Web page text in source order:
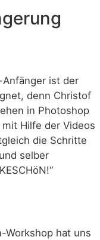
Anfänger ist der
denn Christof
in Photoshop
Hilfe der Videos
die Schritte
selber
Workshop hat uns